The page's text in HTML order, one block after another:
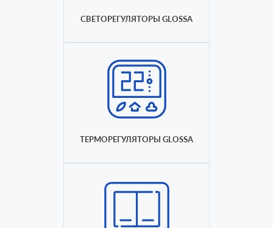
СВЕТОРЕГУЛЯТОРЫ GLOSSA
ТЕРМОРЕГУЛЯТОРЫ GLOSSA